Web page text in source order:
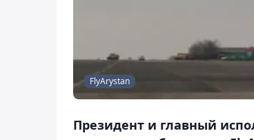
FlyArystan
Президент и главный